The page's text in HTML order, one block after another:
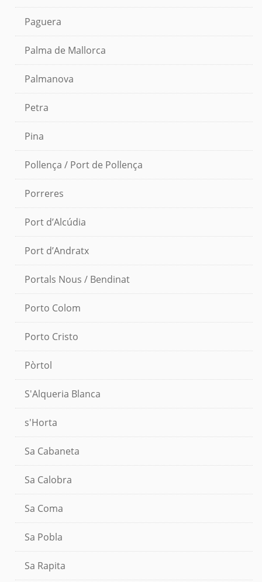
Paguera
Palma de Mallorca
Palmanova
Petra
Pina
Pollença / Port de Pollença
Porreres
Port d’Alcúdia
Port d’Andratx
Portals Nous / Bendinat
Porto Colom
Porto Cristo
Pòrtol
S'Alqueria Blanca
s'Horta
Sa Cabaneta
Sa Calobra
Sa Coma
Sa Pobla
Sa Rapita